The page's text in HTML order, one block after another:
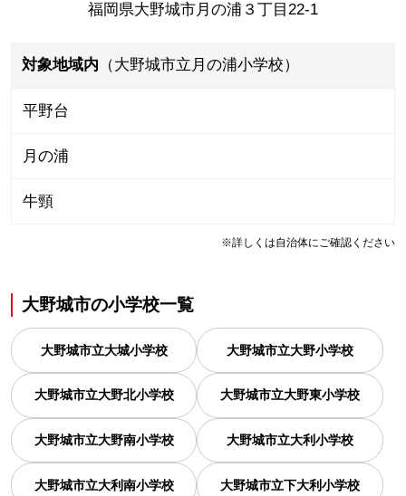
福岡県大野城市月の浦３丁目22-1
対象地域内 （大野城市立月の浦小学校）
平野台
月の浦
牛頸
※詳しくは自治体にご確認ください
大野城市の小学校一覧
大野城市立大城小学校 大野城市立大野小学校
大野城市立大野北小学校 大野城市立大野東小学校
大野城市立大野南小学校 大野城市立大利小学校
大野城市立大利南小学校 大野城市立下大利小学校